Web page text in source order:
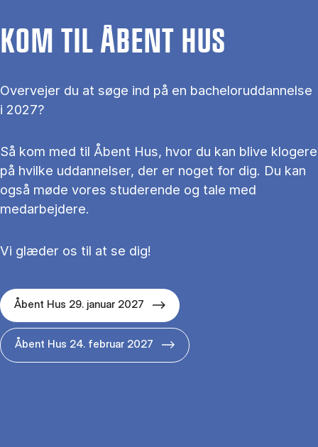
KOM TIL ÅBENT HUS
Overvejer du at søge ind på en bacheloruddannelse
i 2027?
Så kom med til Åbent Hus, hvor du kan blive klogere
på hvilke uddannelser, der er noget for dig. Du kan
også møde vores studerende og tale med
medarbejdere.
Vi glæder os til at se dig!
Åbent Hus 29. januar 2027
Åbent Hus 24. februar 2027